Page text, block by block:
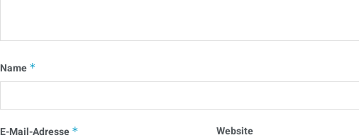
Name *
E-Mail-Adresse * Website